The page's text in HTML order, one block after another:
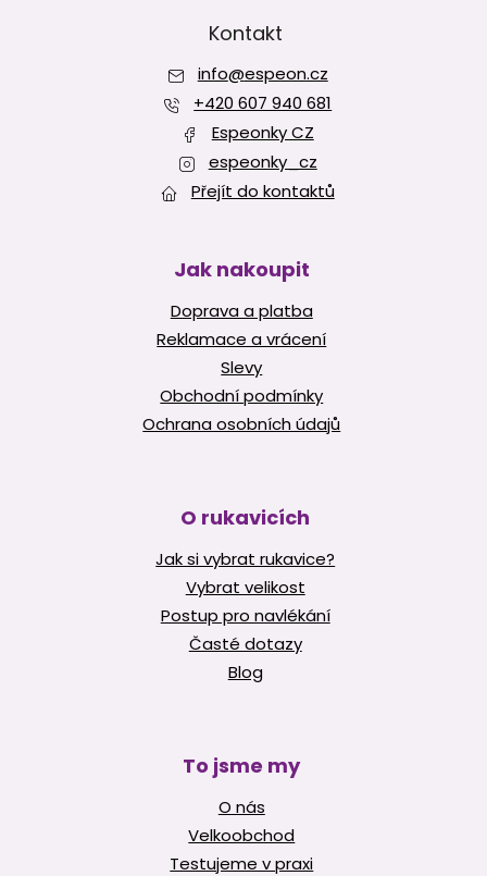
i
s
u
Kontakt
info@espeon.cz
+420 607 940 681
Espeonky CZ
espeonky_cz
Přejít do kontaktů
Jak nakoupit
Doprava a platba
Reklamace a vrácení
Slevy
Obchodní podmínky
Ochrana osobních údajů
O rukavicích
Jak si vybrat rukavice?
Vybrat velikost
Postup pro navlékání
Časté dotazy
Blog
To jsme my
O nás
Velkoobchod
Testujeme v praxi